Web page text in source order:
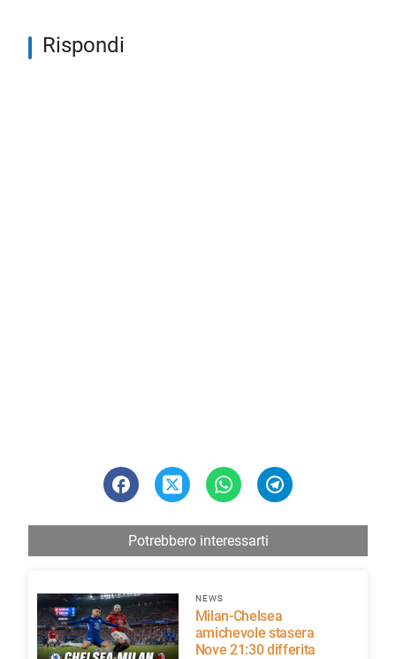
Rispondi
Potrebbero interessarti
NEWS
Milan-Chelsea
amichevole stasera
Nove 21:30 differita